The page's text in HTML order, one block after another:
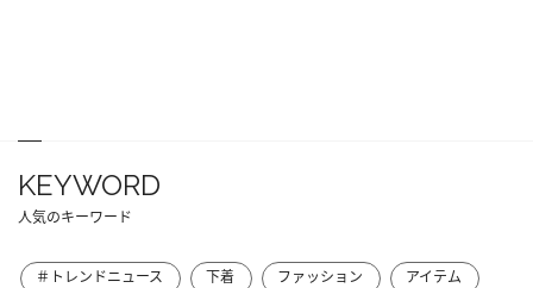
KEYWORD
人気のキーワード
＃トレンドニュース 下着 ファッション アイテム